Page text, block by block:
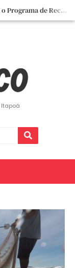
📣📣 A Prefeitura de Itapoá lança o Programa de Recuperação Fiscal (REFIS).
📢 Empreendedor do turismo, esta oportunidade é para você! Itapoá – SC.